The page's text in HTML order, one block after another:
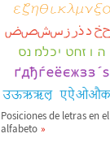
Posiciones de letras en el
alfabeto